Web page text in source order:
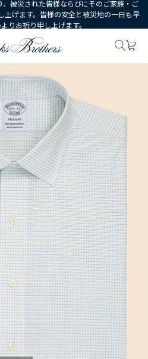
被災された皆様ならびにそのご家族・ご
上げます。皆様の安全と被災地の一日も早
りお祈り申し上げます。
ツ ドレスシャツ ノンアイロン